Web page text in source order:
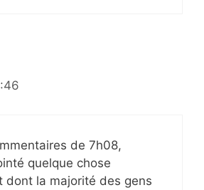
de 7h08,
quelque chose
dont la majorité des gens